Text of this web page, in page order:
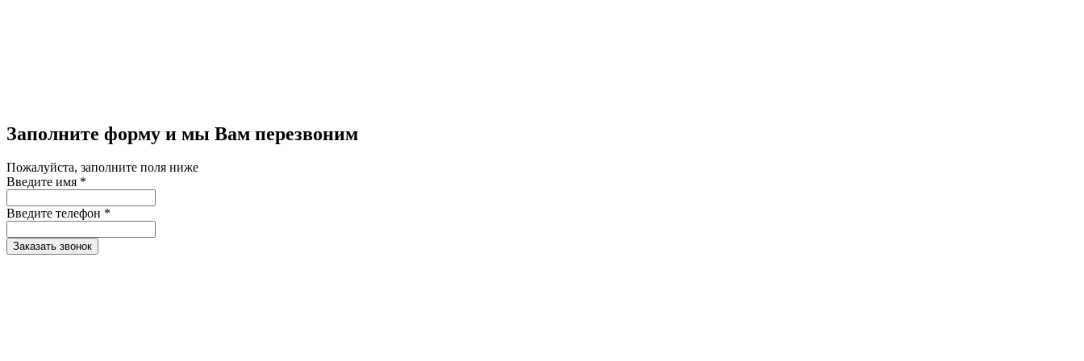
Заполните форму и мы Вам перезвоним
Пожалуйста, заполните поля ниже
Введите имя *
Введите телефон *